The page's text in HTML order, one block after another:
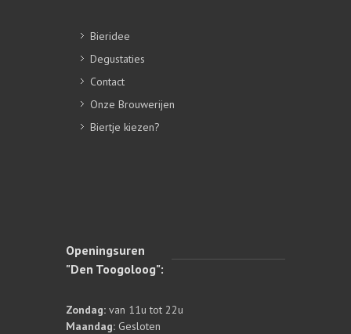
Bieridee
Degustaties
Contact
Onze Brouwerijen
Biertje kiezen?
Openingsuren
"Den Toogoloog":
Zondag: van 11u tot 22u
Maandag: Gesloten